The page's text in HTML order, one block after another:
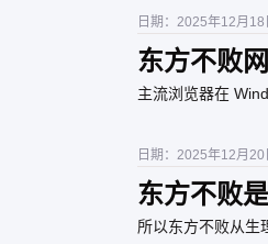
与恐惧的一面镜子
日期：2025年12月18
东方不败
主流浏览器在
日期：2025年12月20
东方不败
所以东方不败从生